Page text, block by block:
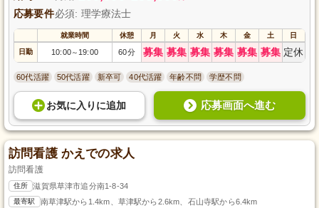
応募要件必須: 理学療法士
就業時間 休憩 月 火 水 木 金 土 日
日勤 10:00～ 19:00 60分 募集 募集 募集 募集 募集 募集 定休
60代活躍 50代活躍 新卒可 40代活躍 年齢不問 学歴不問
お気に入り に追加 応募画面へ進む
訪問看護 かえでの求人
訪問看護
住所 滋賀県草津市追分南1-8-34
最寄駅 南草津駅から1.4km、草津駅から2.6km、石山寺駅から6.4km